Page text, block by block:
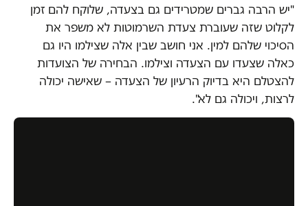
"יש הרבה גברים שמטרידים גם בצעדה, שלוקח להם זמן
לקלוט שזה שעוברת צעדת השרמוטות לא משפר את
הסיכוי שלהם למין. אני חושב שבין אלה שצילמו היו גם
כאלה שצעדו עם הצעדה וצילמו. הבחירה של הצועדות
להצטלם היא בדיוק הרעיון של הצעדה – שאישה יכולה
לרצות, ויכולה גם לא".